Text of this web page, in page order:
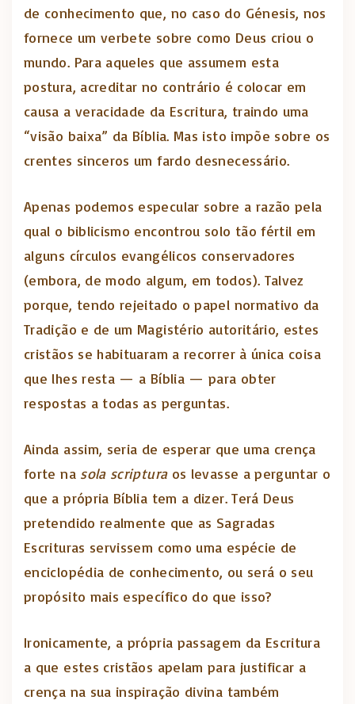
de conhecimento que, no caso do Génesis, nos
fornece um verbete sobre como Deus criou o
mundo. Para aqueles que assumem esta
postura, acreditar no contrário é colocar em
causa a veracidade da Escritura, traindo uma
“visão baixa” da Bíblia. Mas isto impõe sobre os
crentes sinceros um fardo desnecessário.
Apenas podemos especular sobre a razão pela
qual o biblicismo encontrou solo tão fértil em
alguns círculos evangélicos conservadores
(embora, de modo algum, em todos). Talvez
porque, tendo rejeitado o papel normativo da
Tradição e de um Magistério autoritário, estes
cristãos se habituaram a recorrer à única coisa
que lhes resta — a Bíblia — para obter
respostas a todas as perguntas.
Ainda assim, seria de esperar que uma crença
forte na sola scripturaos levasse a perguntar o
que a própria Bíblia tem a dizer. Terá Deus
pretendido realmente que as Sagradas
Escrituras servissem como uma espécie de
enciclopédia de conhecimento, ou será o seu
propósito mais específico do que isso?
Ironicamente, a própria passagem da Escritura
a que estes cristãos apelam para justificar a
crença na sua inspiração divina também